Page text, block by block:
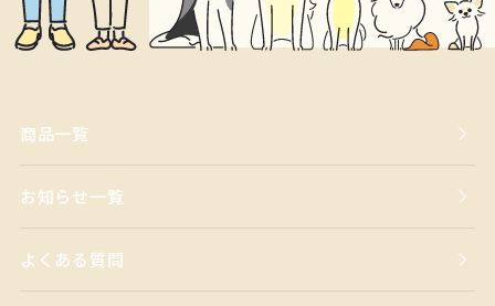
商品一覧
お知らせ一覧
よくある質問